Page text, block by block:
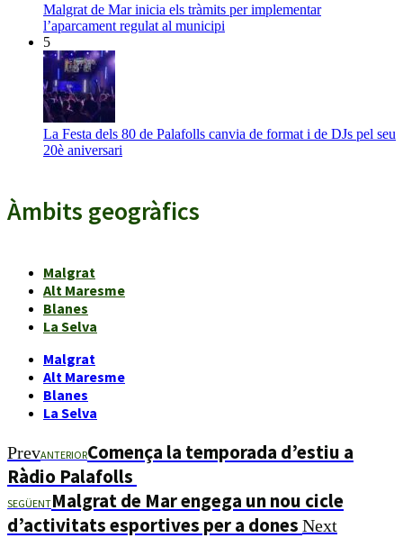
Malgrat de Mar inicia els tràmits per implementar
l’aparcament regulat al municipi
5
La Festa dels 80 de Palafolls canvia de format i de DJs pel seu
20è aniversari
Àmbits geogràfics
Malgrat
Alt Maresme
Blanes
La Selva
Malgrat
Alt Maresme
Blanes
La Selva
PrevANTERIORComença la temporada d’estiu a
Ràdio Palafolls
SEGÜENTMalgrat de Mar engega un nou cicle
d’activitats esportives per a dones Next